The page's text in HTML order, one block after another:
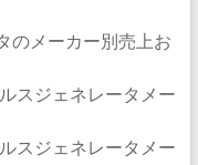
のメーカー別売上お
スジェネレータメー
スジェネレータメー